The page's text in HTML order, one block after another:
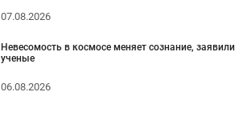
07.08.2026
Невесомость в космосе меняет сознание, заявили
ученые
06.08.2026